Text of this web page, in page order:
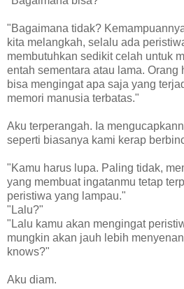
"Bagaimana tidak?
kita melangkah, selalu ada
membutuhkan sedikit celah untuk
entah sementara atau lama. Orang
bisa mengingat apa saja yang
memori manusia terbatas."
Aku terperangah. Ia
seperti biasanya kami kerap
"Kamu harus lupa. Paling tidak,
yang membuat ingatanmu tetap
peristiwa yang lampau."
"Lalu?"
"Lalu kamu akan mengingat
mungkin akan jauh lebih
knows?"
Aku diam.